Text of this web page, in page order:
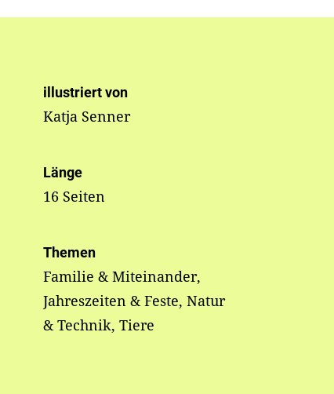
illustriert von
Katja Senner
Länge
16 Seiten
Themen
Familie & Miteinander,
Jahreszeiten & Feste, Natur
& Technik, Tiere